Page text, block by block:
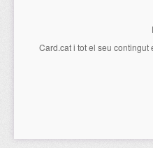
Card.cati tot el seu contingut